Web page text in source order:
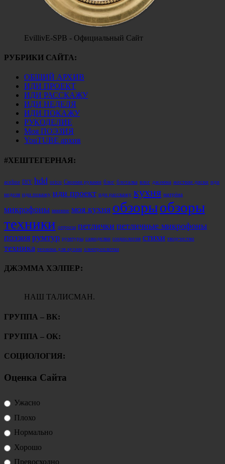
EvillivE-SPB - Официальный Сайт
РУБРИКИ САЙТА:
ОБЩИЙ АРХИВ
ИДИ ПРОЕКТ
ИДИ РАССКАЖУ
ИДИ НЕДЕЛЯ
ИДИ ПОКАЖУ
РУКОДЕЛИЕ
Моя ПОЭЗИЯ
YouTUBE архив
#ХЕШТЕГЕРНАЯ:
aceline DIY hdd orico Своими руками блог блоталка влог джэмма жесткие диски иди
неделя иди покажу иди проект иди расскажу кухня матрёна
микрофоны мнение моя кухня обзорыобзоры
техники опросы петлички петличные микрофоны
поэзия румтур румтуры самоделки социология стихи творчество
техника техника для кухни электроплитки
ДЖЭММА ХЭЛПЕР:
НАШ ТАЛИСМАН.
ГРУППА – ВК:
ГРУППА – ОК:
СОЦИОЛОГИЯ:
Оценка Сайта
Ужасно
Плохо
Нормально
Хорошо
Превосходно